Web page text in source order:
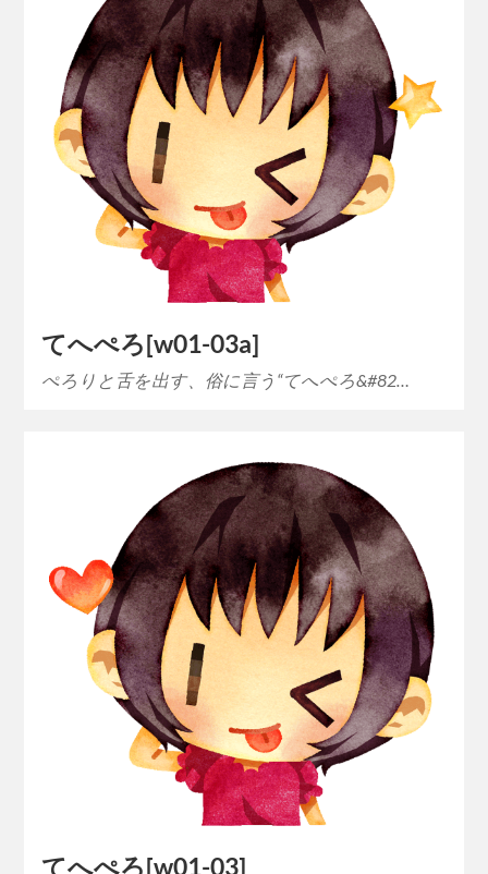
てへぺろ[w01-03a]
ぺろりと舌を出す、俗に言う“てへぺろ&#82…
てへぺろ[w01-03]